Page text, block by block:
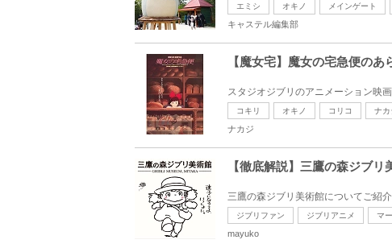
エミシ オキノ メインゲート
キャステル編集部
【魔女宅】魔女の宅急便の
スタジオジブリのアニメーション映
コキリ オキノ コリコ ナカ
ナカジ
【徹底解説】三鷹の森ジブ
三鷹の森ジブリ美術館についてご紹
ジブリファン ジブリアニメ マ
mayuko